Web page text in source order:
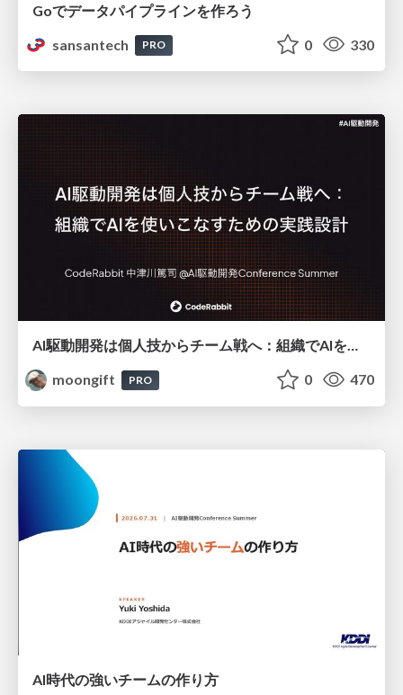
Goでデータパイプラインを作ろう
sansantech
PRO 0 330
AI駆動開発は個人技からチーム戦へ：組織でAIを使いこなすための実践設計
moongift
PRO 0 470
AI時代の強いチームの作り方